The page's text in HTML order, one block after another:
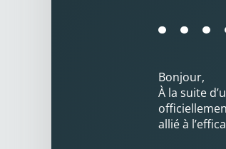
Bonjour,
À la suite
allié à